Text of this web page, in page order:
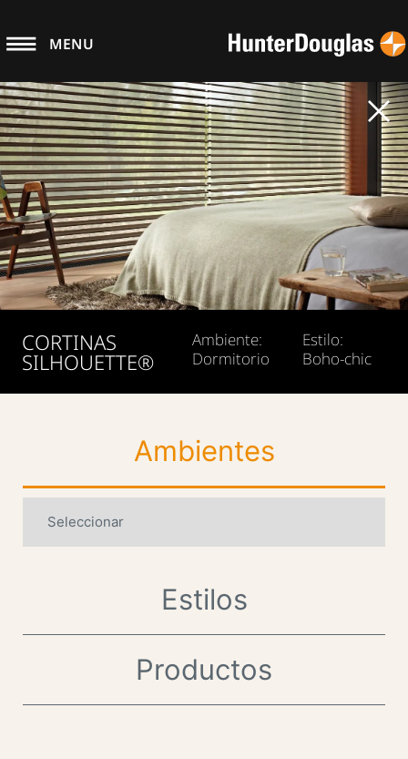
MENU
CORTINAS
SILHOUETTE®
Ambiente:
Dormitorio
Estilo:
Boho-chic
Ambientes
Estilos
Productos